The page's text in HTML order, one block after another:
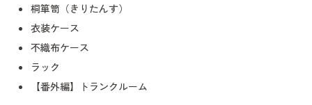
桐箪笥（きりたんす）
衣装ケース
不織布ケース
ラック
【番外編】トランクルーム